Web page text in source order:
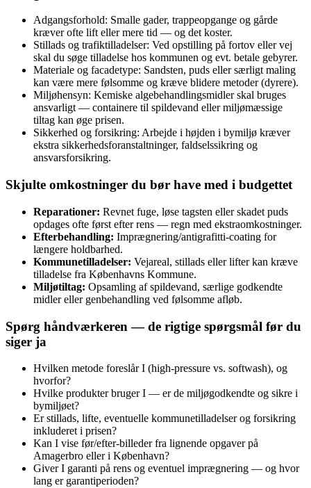
Adgangsforhold: Smalle gader, trappeopgange og gårde
kræver ofte lift eller mere tid — og det koster.
Stillads og trafiktilladelser: Ved opstilling på fortov eller vej
skal du søge tilladelse hos kommunen og evt. betale gebyrer.
Materiale og facadetype: Sandsten, puds eller særligt maling
kan være mere følsomme og kræve blidere metoder (dyrere).
Miljøhensyn: Kemiske algebehandlingsmidler skal bruges
ansvarligt — containere til spildevand eller miljømæssige
tiltag kan øge prisen.
Sikkerhed og forsikring: Arbejde i højden i bymiljø kræver
ekstra sikkerhedsforanstaltninger, faldselssikring og
ansvarsforsikring.
Skjulte omkostninger du bør have med i budgettet
Reparationer: Revnet fuge, løse tagsten eller skadet puds
opdages ofte først efter rens — regn med ekstraomkostninger.
Efterbehandling: Imprægnering/antigrafitti‑coating for
længere holdbarhed.
Kommunetilladelser: Vejareal, stillads eller lifter kan kræve
tilladelse fra Københavns Kommune.
Miljøtiltag: Opsamling af spildevand, særlige godkendte
midler eller genbehandling ved følsomme afløb.
Spørg håndværkeren — de rigtige spørgsmål før du
siger ja
Hvilken metode foreslår I (high‑pressure vs. softwash), og
hvorfor?
Hvilke produkter bruger I — er de miljøgodkendte og sikre i
bymiljøet?
Er stillads, lifte, eventuelle kommunetilladelser og forsikring
inkluderet i prisen?
Kan I vise før/efter‑billeder fra lignende opgaver på
Amagerbro eller i København?
Giver I garanti på rens og eventuel imprægnering — og hvor
lang er garantiperioden?